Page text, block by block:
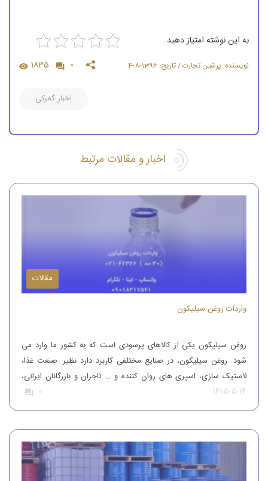
به این نوشته امتیاز دهید
نویسنده: پرشین تجارت / تاریخ: 1396-8-4 0
1835
اخبار گمرکی
اخبار و مقالات مرتبط
مقالات
واردات روغن سیلیکون
روغن سیلیکون یکی از کالاهای پرسودی است که به کشور ما وارد می
شود. روغن سیلیکون، در صنایع مختلفی کاربرد دارد نظیر: صنعت غذا،
لاستیک سازی، اسپری های روان کننده و … تاجران و بازرگانان ایرانی،
این محصول را از کشورهای همچون آلمان، ایتالیا، ترکیه و چین وارد
کشور می کنند تا بدین طریق نیاز […]
1405-5-14
0